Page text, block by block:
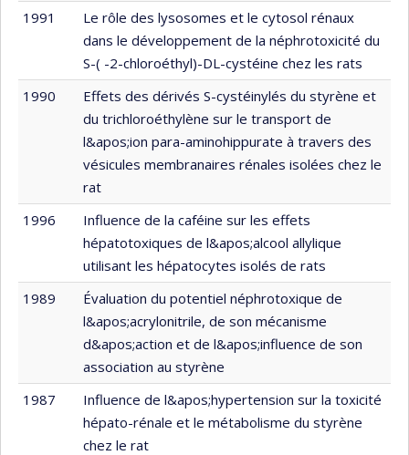
1991
Le rôle des lysosomes et le cytosol rénaux
dans le développement de la néphrotoxicité du
S-( -2-chloroéthyl)-DL-cystéine chez les rats
1990
Effets des dérivés S-cystéinylés du styrène et
du trichloroéthylène sur le transport de
l&apos;ion para-aminohippurate à travers des
vésicules membranaires rénales isolées chez le
rat
1996
Influence de la caféine sur les effets
hépatotoxiques de l&apos;alcool allylique
utilisant les hépatocytes isolés de rats
1989
Évaluation du potentiel néphrotoxique de
l&apos;acrylonitrile, de son mécanisme
d&apos;action et de l&apos;influence de son
association au styrène
1987
Influence de l&apos;hypertension sur la toxicité
hépato-rénale et le métabolisme du styrène
chez le rat